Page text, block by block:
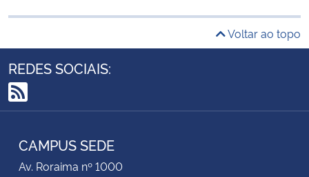
Voltar ao topo
REDES SOCIAIS:
RSS
CAMPUS SEDE
Av. Roraima nº 1000